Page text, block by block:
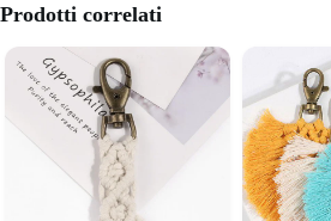
Prodotti correlati